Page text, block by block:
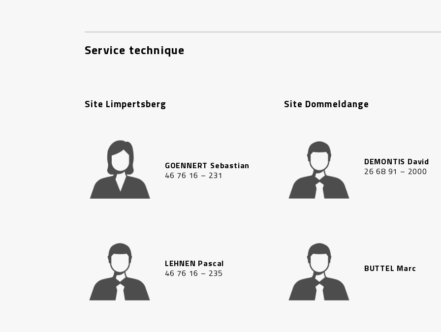
Service technique
Site Limpertsberg
GOENNERT Sebastian
46 76 16 – 231
LEHNEN Pascal
46 76 16 – 235
Site Dommeldange
DEMONTIS David
26 68 91 – 2000
BUTTEL Marc